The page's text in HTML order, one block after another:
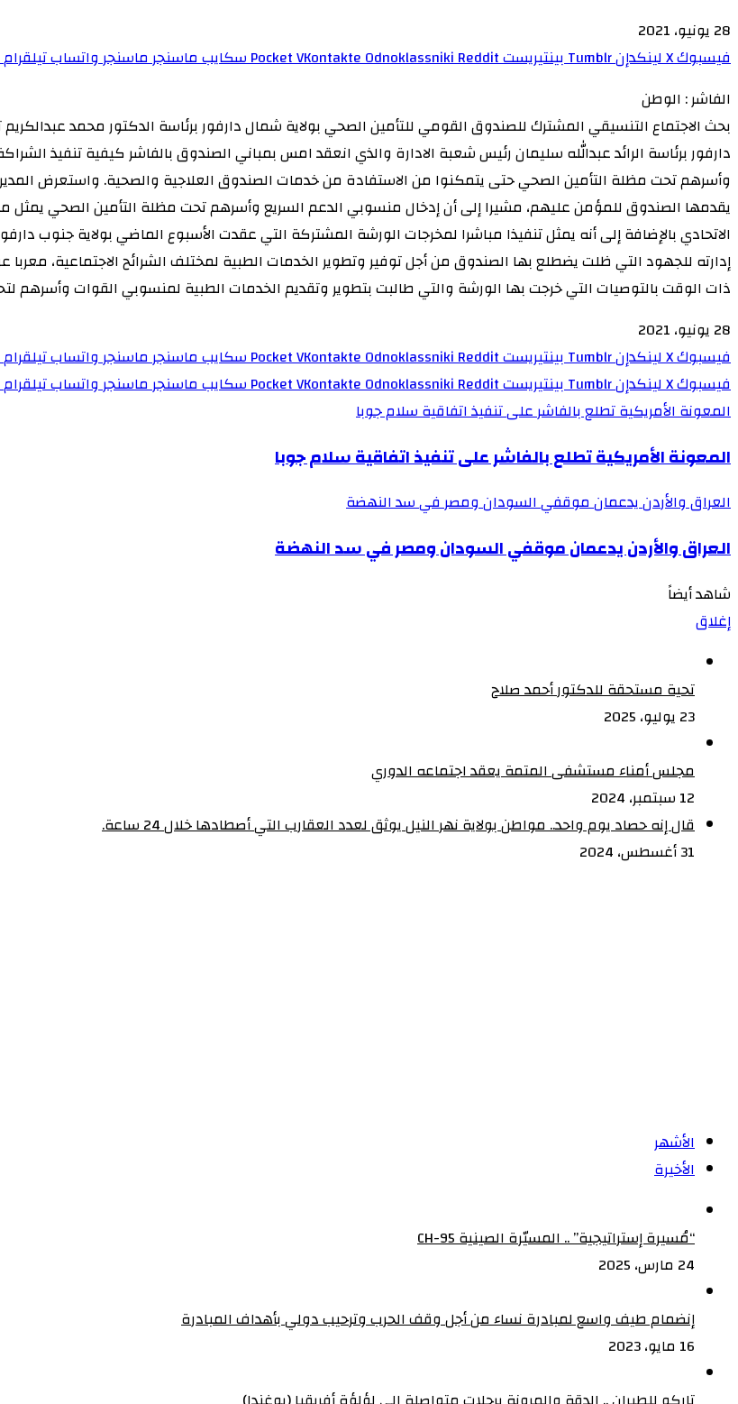
28 يونيو، 2021
فيسبوك‫Xلينكدإن بينتيريست Odnoklassniki
‫Pocketسكايبماسنجرماسنجرواتسابتيلقرام
الفاشر : الوطن
بحث الاجتماع التنسيقي المشترك للصندوق القومي للتأمين الصحي بولاية شمال دارفور برئاسة الدكتور محمد
دارفور برئاسة الرائد عبدالله سليمان رئيس شعبة الادارة والذي انعقد امس بمباني الصندوق بالفاشر كيفية تنفيذ
وأسرهم تحت مظلة التأمين الصحي حتى يتمكنوا من الاستفادة من خدمات الصندوق العلاجية والصحية. واستعرض المدير
يقدمها الصندوق للمؤمن عليهم، مشيرا إلى أن إدخال منسوبي الدعم السريع وأسرهم تحت مظلة التأمين الصحي
الاتحادي بالإضافة إلى أنه يمثل تنفيذا مباشرا لمخرجات الورشة المشتركة التي عقدت الأسبوع الماضي بولاية جنوب
إدارته للجهود التي ظلت يضطلع بها الصندوق من أجل توفير وتطوير الخدمات الطبية لمختلف الشرائح الاجتماعية،
ذات الوقت بالتوصيات التي خرجت بها الورشة والتي طالبت بتطوير وتقديم الخدمات الطبية لمنسوبي القوات وأسرهم
28 يونيو، 2021
فيسبوك‫Xلينكدإن بينتيريست Odnoklassniki
‫Pocketسكايبماسنجرماسنجرواتسابتيلقرام
فيسبوك‫Xلينكدإن بينتيريست Odnoklassniki
‫Pocketسكايبماسنجرماسنجرواتسابتيلقرام
المعونة الأمريكية تطلع بالفاشر على تنفيذ اتفاقية سلام جوبا
المعونة الأمريكية تطلع بالفاشر على تنفيذ اتفاقية سلام جوبا
العراق والأردن يدعمان موقفي السودان ومصر في سد النهضة
العراق والأردن يدعمان موقفي السودان ومصر في سد النهضة
شاهد أيضاً
إغلاق
تحية مستحقة للدكتور أحمد صلاح
23 يوليو، 2025
مجلس أمناء مستشفى المتمة يعقد اجتماعه الدوري
12 سبتمبر، 2024
قال إنه حصاد يوم واحد.. مواطن بولاية نهر النيل يوثق لعدد العقارب التي أصطادها خلال 24 ساعة.
31 أغسطس، 2024
الأشهر
الأخيرة
“مُسيرة إستراتيجية” .. المسيّرة الصينية CH-95
24 مارس، 2025
إنضمام طيف واسع لمبادرة نساء من أجل وقف الحرب وترحيب دولي بأهداف المبادرة
16 مايو، 2023